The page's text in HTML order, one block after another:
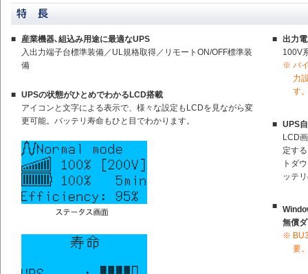
■ 産業機器､組込み用途に最適なUPS
入出力端子台標準装備／UL規格取得／リモートON/OFF標準装
備
■ UPSの状態がひとめでわかるLCD搭載
アイコンと文字による表示で、様々な設定もLCDを見ながら変
更可能。バッテリ寿命もひと目でわかります。
■ 出力
100V
※ バ
力
す
■ UPS
LCD
定す
トダ
ッテ
■
無償
※
要